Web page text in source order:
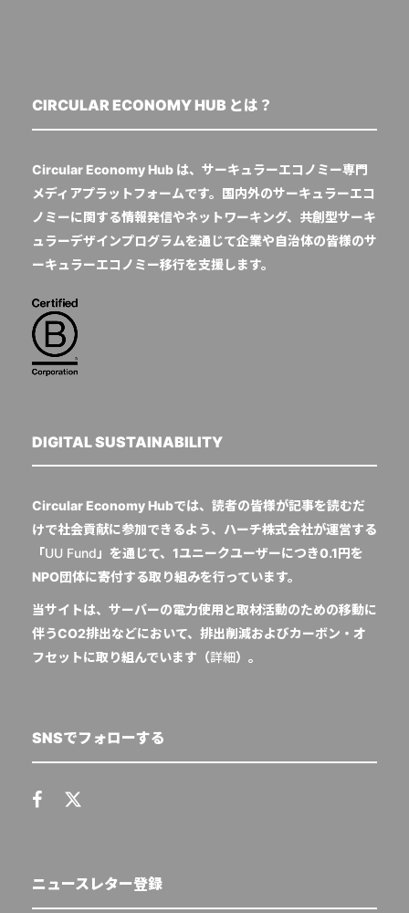
CIRCULAR ECONOMY HUB とは？
Circular Economy Hub は、サーキュラーエコノミー専門
メディアプラットフォームです。国内外のサーキュラーエコ
ノミーに関する情報発信やネットワーキング、共創型サーキ
ュラーデザインプログラムを通じて企業や自治体の皆様のサ
ーキュラーエコノミー移行を支援します。
DIGITAL SUSTAINABILITY
Circular Economy Hubでは、読者の皆様が記事を読むだ
けで社会貢献に参加できるよう、ハーチ株式会社が運営する
「UU Fund 」を通じて、1ユニークユーザーにつき0.1円を
NPO団体に寄付する取り組みを行っています。
当サイトは、サーバーの電力使用と取材活動のための移動に
伴うCO2排出などにおいて、排出削減およびカーボン・オ
フセットに取り組んでいます（詳細）。
SNSでフォローする
ニュースレター登録